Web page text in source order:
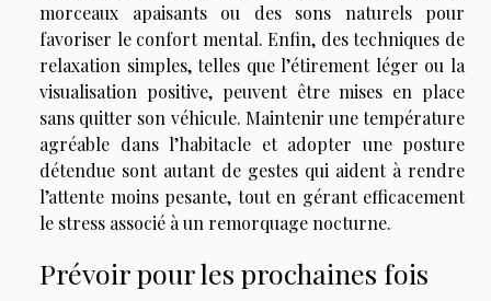
morceaux apaisants ou des sons naturels pour
favoriser le confort mental. Enfin, des techniques de
relaxation simples, telles que l’étirement léger ou la
visualisation positive, peuvent être mises en place
sans quitter son véhicule. Maintenir une température
agréable dans l’habitacle et adopter une posture
détendue sont autant de gestes qui aident à rendre
l’attente moins pesante, tout en gérant efficacement
le stress associé à un remorquage nocturne.
Prévoir pour les prochaines fois